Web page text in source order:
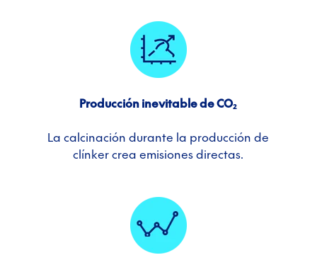
Producción inevitable de CO₂
La calcinación durante la producción de
clínker crea emisiones directas.